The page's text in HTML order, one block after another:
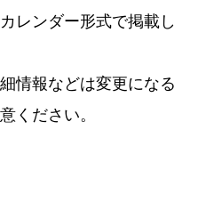
レンダー形式で掲載し
情報などは変更になる
ください。